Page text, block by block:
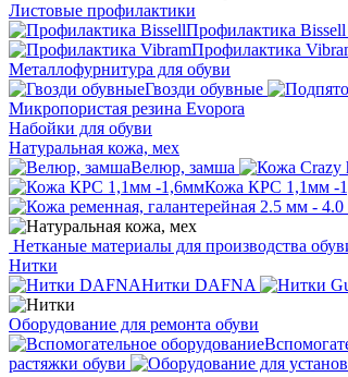
Листовые профилактики
Профилактика Bissell
Профилактика
Металлофурнитура для обуви
Гвозди обувные
Микропористая резина Evopora
Набойки для обуви
Натуральная кожа, мех
Велюр, замша
Кожа КРС 1,1мм -
Нетканые материалы для производства
Нитки
Нитки DAFNA
Оборудование для ремонта обуви
растяжки обуви